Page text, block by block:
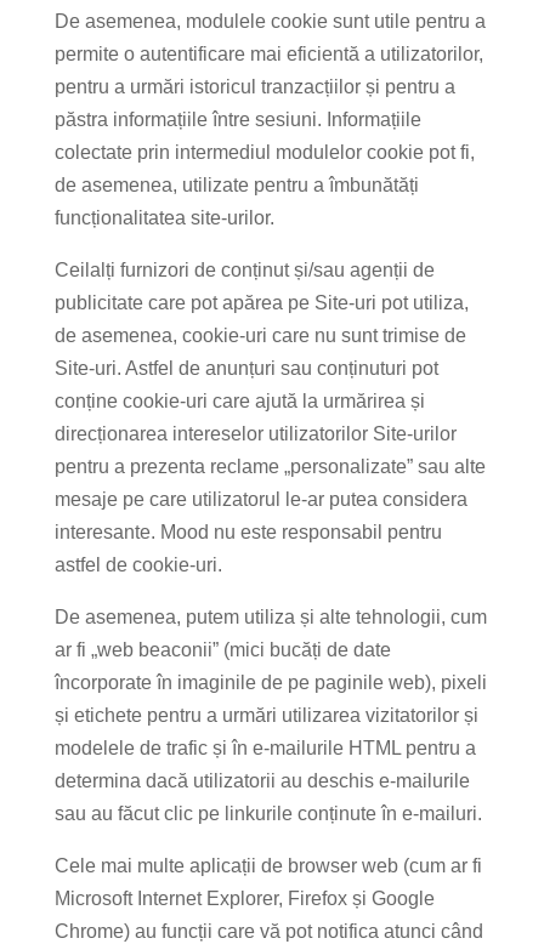
De asemenea, modulele cookie sunt utile pentru a
permite o autentificare mai eficientă a utilizatorilor,
pentru a urmări istoricul tranzacțiilor și pentru a
păstra informațiile între sesiuni. Informațiile
colectate prin intermediul modulelor cookie pot fi,
de asemenea, utilizate pentru a îmbunătăți
funcționalitatea site-urilor.
Ceilalți furnizori de conținut și/sau agenții de
publicitate care pot apărea pe Site-uri pot utiliza,
de asemenea, cookie-uri care nu sunt trimise de
Site-uri. Astfel de anunțuri sau conținuturi pot
conține cookie-uri care ajută la urmărirea și
direcționarea intereselor utilizatorilor Site-urilor
pentru a prezenta reclame „personalizate” sau alte
mesaje pe care utilizatorul le-ar putea considera
interesante. Mood nu este responsabil pentru
astfel de cookie-uri.
De asemenea, putem utiliza și alte tehnologii, cum
ar fi „web beaconii” (mici bucăți de date
încorporate în imaginile de pe paginile web), pixeli
și etichete pentru a urmări utilizarea vizitatorilor și
modelele de trafic și în e-mailurile HTML pentru a
determina dacă utilizatorii au deschis e-mailurile
sau au făcut clic pe linkurile conținute în e-mailuri.
Cele mai multe aplicații de browser web (cum ar fi
Microsoft Internet Explorer, Firefox și Google
Chrome) au funcții care vă pot notifica atunci când